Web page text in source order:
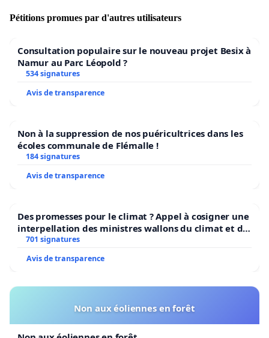
Pétitions promues par d'autres utilisateurs
Consultation populaire sur le nouveau projet Besix à
Namur au Parc Léopold ?
534 signatures
Avis de transparence
Non à la suppression de nos puéricultrices dans les
écoles communale de Flémalle !
184 signatures
Avis de transparence
Des promesses pour le climat ? Appel à cosigner une
interpellation des ministres wallons du climat et de
l’environnement.
701 signatures
Avis de transparence
Non aux éoliennes en forêt